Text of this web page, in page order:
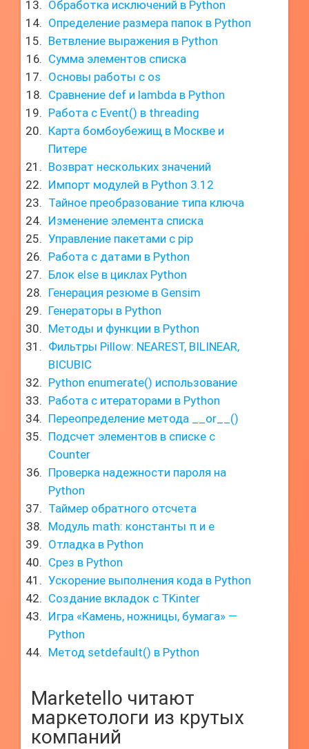
Обработка исключений в Python
Определение размера папок в Python
Ветвление выражения в Python
Сумма элементов списка
Основы работы с os
Сравнение def и lambda в Python
Работа с Event() в threading
Карта бомбоубежищ в Москве и
Питере
Возврат нескольких значений
Импорт модулей в Python 3.12
Тайное преобразование типа ключа
Изменение элемента списка
Управление пакетами с pip
Работа с датами в Python
Блок else в циклах Python
Генерация резюме в Gensim
Генераторы в Python
Методы и функции в Python
Фильтры Pillow: NEAREST, BILINEAR,
BICUBIC
Python enumerate() использование
Работа с итераторами в Python
Переопределение метода __or__()
Подсчет элементов в списке с
Counter
Проверка надежности пароля на
Python
Таймер обратного отсчета
Модуль math: константы π и e
Отладка в Python
Срез в Python
Ускорение выполнения кода в Python
Создание вкладок с TKinter
Игра «Камень, ножницы, бумага» —
Python
Метод setdefault() в Python
Marketello читают
маркетологи из крутых
компаний